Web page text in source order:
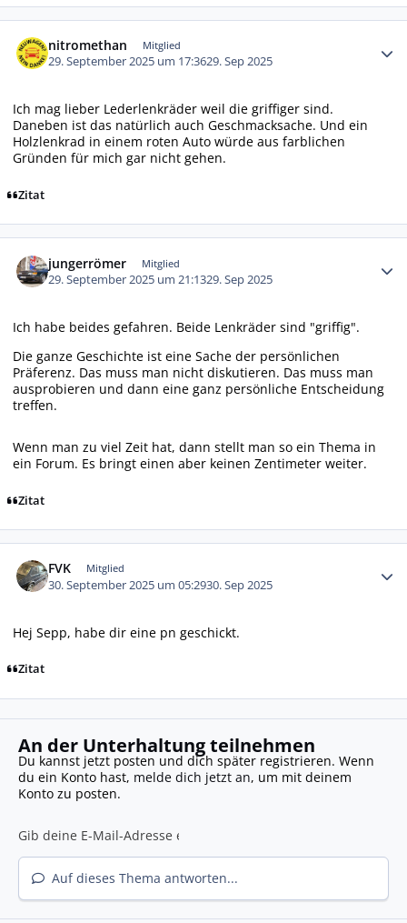
nitromethan Mitglied
29. September 2025 um 17:3629. Sep 2025
Ich mag lieber Lederlenkräder weil die griffiger sind.
Daneben ist das natürlich auch Geschmacksache. Und ein
Holzlenkrad in einem roten Auto würde aus farblichen
Gründen für mich gar nicht gehen.
Zitat
jungerrömer Mitglied
29. September 2025 um 21:1329. Sep 2025
Ich habe beides gefahren. Beide Lenkräder sind "griffig".
Die ganze Geschichte ist eine Sache der persönlichen
Präferenz. Das muss man nicht diskutieren. Das muss man
ausprobieren und dann eine ganz persönliche Entscheidung
treffen.
Wenn man zu viel Zeit hat, dann stellt man so ein Thema in
ein Forum. Es bringt einen aber keinen Zentimeter weiter.
Zitat
FVK Mitglied
30. September 2025 um 05:2930. Sep 2025
Hej Sepp, habe dir eine pn geschickt.
Zitat
An der Unterhaltung teilnehmen
Du kannst jetzt posten und dich später registrieren. Wenn
du ein Konto hast, melde dich jetzt an, um mit deinem
Konto zu posten.
Auf dieses Thema antworten...